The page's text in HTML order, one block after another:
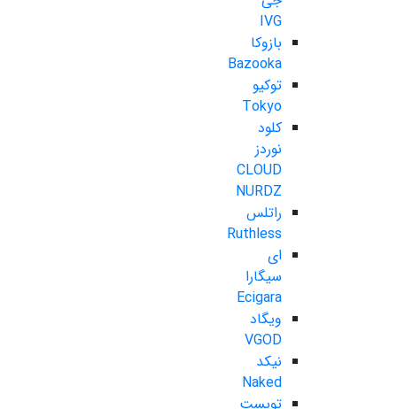
IVG
بازوکا
Bazooka
توکیو
Tokyo
کلود
نوردز
CLOUD
NURDZ
راتلس
Ruthless
ای
سیگارا
Ecigara
ویگاد
VGOD
نیکد
Naked
تویست